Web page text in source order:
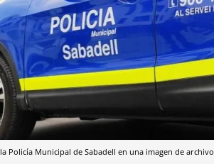
Policía Municipal de Sabadell en una imagen de archivo